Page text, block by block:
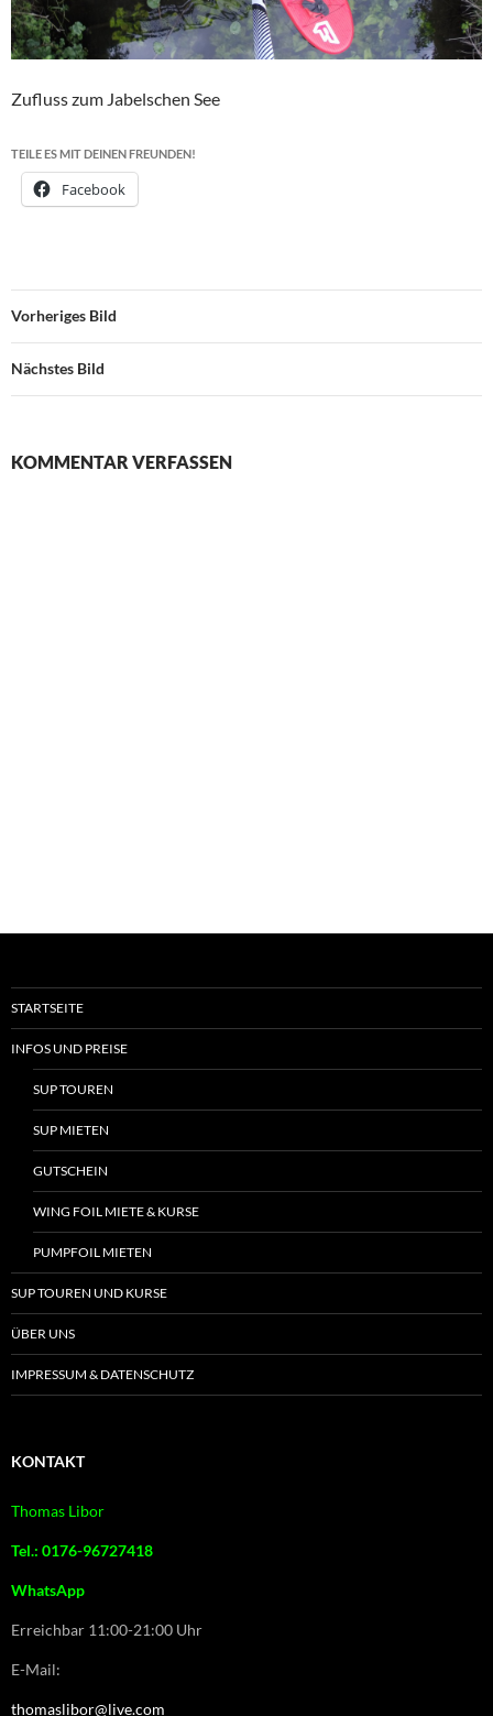
Zufluss zum Jabelschen See
TEILE ES MIT DEINEN FREUNDEN!
Facebook
Vorheriges Bild
Nächstes Bild
KOMMENTAR VERFASSEN
STARTSEITE
INFOS UND PREISE
SUP TOUREN
SUP MIETEN
GUTSCHEIN
WING FOIL MIETE & KURSE
PUMPFOIL MIETEN
SUP TOUREN UND KURSE
ÜBER UNS
IMPRESSUM & DATENSCHUTZ
KONTAKT
Thomas Libor
Tel.: 0176-96727418
WhatsApp
Erreichbar 11:00-21:00 Uhr
E-Mail:
thomaslibor@live.com